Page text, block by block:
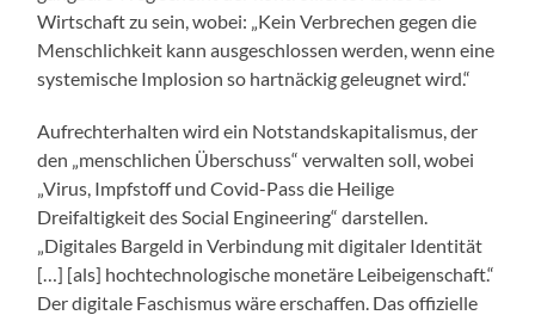
Wirtschaft zu sein, wobei: „Kein Verbrechen gegen die
Menschlichkeit kann ausgeschlossen werden, wenn eine
systemische Implosion so hartnäckig geleugnet wird.“
Aufrechterhalten wird ein Notstandskapitalismus, der
den „menschlichen Überschuss“ verwalten soll, wobei
„Virus, Impfstoff und Covid-Pass die Heilige
Dreifaltigkeit des Social Engineering“ darstellen.
„Digitales Bargeld in Verbindung mit digitaler Identität
[…] [als] hochtechnologische monetäre Leibeigenschaft.“
Der digitale Faschismus wäre erschaffen. Das offizielle